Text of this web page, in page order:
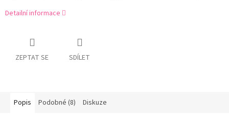
Detailní informace
ZEPTAT SE SDÍLET
Popis Podobné (8) Diskuze